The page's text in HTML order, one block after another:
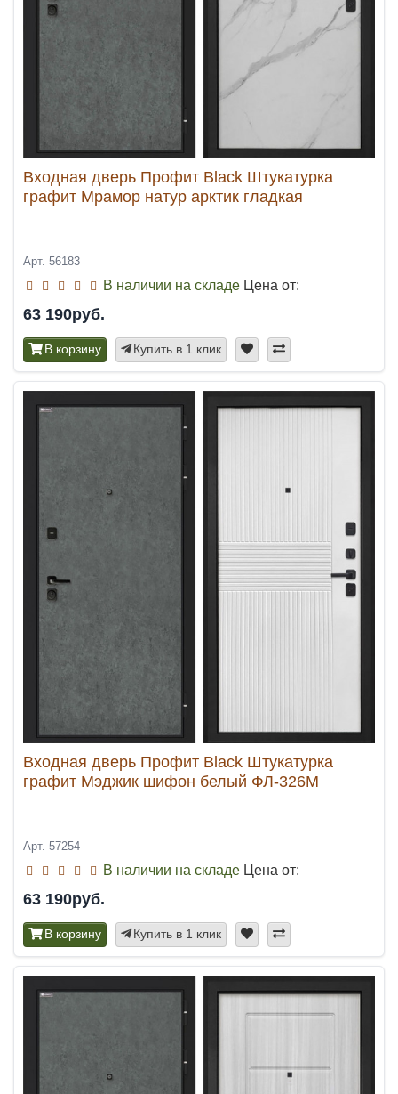
Входная дверь Профит Black Штукатурка
графит Мрамор натур арктик гладкая
Арт. 56183
В наличии на складе Цена от:
63 190руб.
В корзину Купить в 1 клик
Входная дверь Профит Black Штукатурка
графит Мэджик шифон белый ФЛ-326М
Арт. 57254
В наличии на складе Цена от:
63 190руб.
В корзину Купить в 1 клик